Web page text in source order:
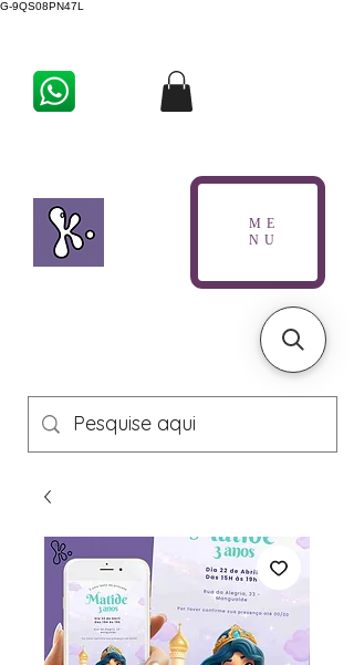
G-9QS08PN47L
ME
NU